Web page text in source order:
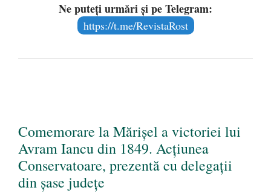
Ne puteți urmări și pe Telegram:
https://t.me/RevistaRost
Comemorare la Mărișel a victoriei lui
Avram Iancu din 1849. Acțiunea
Conservatoare, prezentă cu delegații
din șase județe